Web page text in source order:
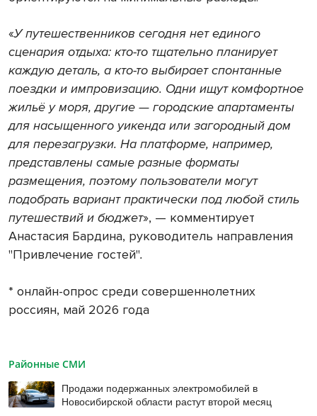
«У путешественников сегодня нет единого
сценария отдыха: кто-то тщательно планирует
каждую деталь, а кто-то выбирает спонтанные
поездки и импровизацию. Одни ищут комфортное
жильё у моря, другие — городские апартаменты
для насыщенного уикенда или загородный дом
для перезагрузки. На платформе, например,
представлены самые разные форматы
размещения, поэтому пользователи могут
подобрать вариант практически под любой стиль
путешествий и бюджет», — комментирует
Анастасия Бардина, руководитель направления
"Привлечение гостей".
* онлайн-опрос среди совершеннолетних
россиян, май 2026 года
Районные СМИ
Продажи подержанных электромобилей в
Новосибирской области растут второй месяц